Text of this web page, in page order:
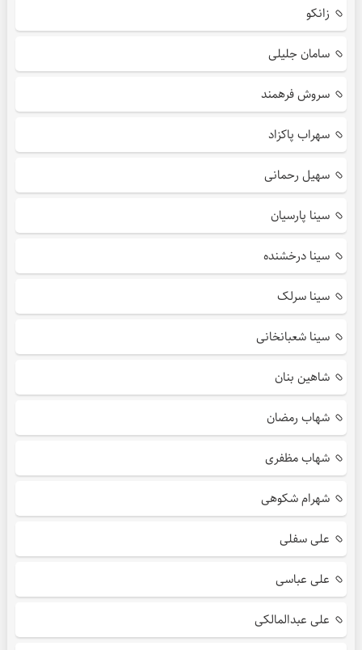
زانکو
سامان جلیلی
سروش فرهمند
سهراب پاکزاد
سهیل رحمانی
سینا پارسیان
سینا درخشنده
سینا سرلک
سینا شعبانخانی
شاهین بنان
شهاب رمضان
شهاب مظفری
شهرام شکوهی
علی سفلی
علی عباسی
علی عبدالمالکی